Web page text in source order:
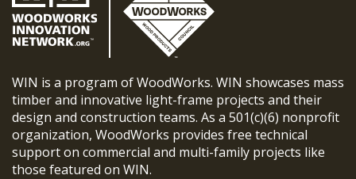
WIN is a program of WoodWorks. WIN showcases mass
timber and innovative light-frame projects and their
design and construction teams. As a 501(c)(6) nonprofit
organization, WoodWorks provides free technical
support on commercial and multi-family projects like
those featured on WIN.